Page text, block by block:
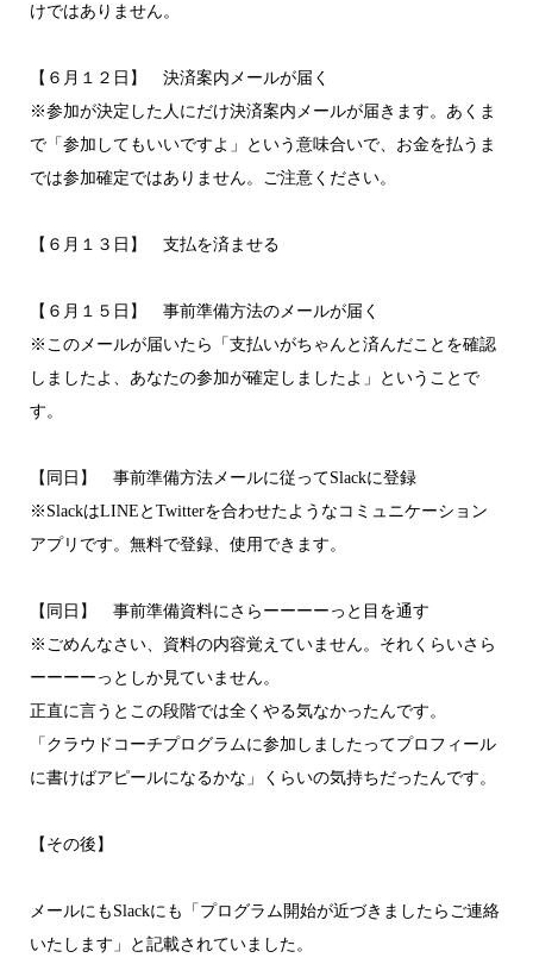
けではありません。
【６月１２日】 決済案内メールが届く
※参加が決定した人にだけ決済案内メールが届きます。あくま
で「参加してもいいですよ」という意味合いで、お金を払うま
では参加確定ではありません。ご注意ください。
【６月１３日】 支払を済ませる
【６月１５日】 事前準備方法のメールが届く
※このメールが届いたら「支払いがちゃんと済んだことを確認
しましたよ、あなたの参加が確定しましたよ」ということで
す。
【同日】 事前準備方法メールに従ってSlackに登録
※SlackはLINEとTwitterを合わせたようなコミュニケーション
アプリです。無料で登録、使用できます。
【同日】 事前準備資料にさらーーーーっと目を通す
※ごめんなさい、資料の内容覚えていません。それくらいさら
ーーーーっとしか見ていません。
正直に言うとこの段階では全くやる気なかったんです。
「クラウドコーチプログラムに参加しましたってプロフィール
に書けばアピールになるかな」くらいの気持ちだったんです。
【その後】
メールにもSlackにも「プログラム開始が近づきましたらご連絡
いたします」と記載されていました。